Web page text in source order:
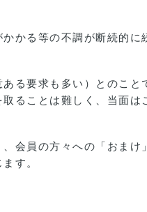
かる等の不調が断続的に
る要求も多い）とのこと
ることは難しく、当面は
会員の方々への「おまけ
す。